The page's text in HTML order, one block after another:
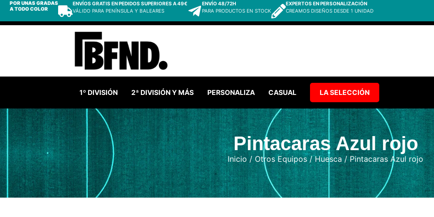
POR UNAS GRADAS
A TODO COLOR
ENVÍOS GRATIS EN PEDIDOS SUPERIORES A 49€
VÁLIDO PARA PENÍNSULA Y BALEARES
ENVÍO 48/72H
PARA PRODUCTOS EN STOCK
EXPERTOS EN PERSONALIZACIÓN
CREAMOS DISEÑOS DESDE 1 UNIDAD
1º DIVISIÓN 2ª DIVISIÓN Y MÁS PERSONALIZA CASUAL LA SELECCIÓN
Pintacaras Azul rojo
Inicio/ Otros Equipos/Huesca / Pintacaras Azul rojo